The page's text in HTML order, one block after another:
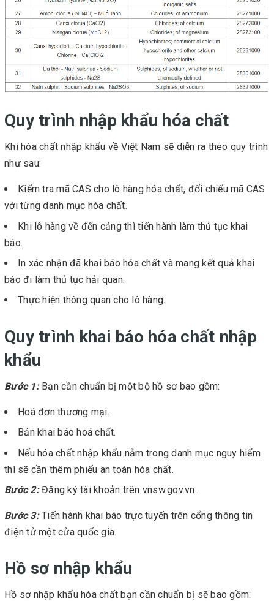
Quy trình nhập khẩu hóa chất
Khi hóa chất nhập khẩu về Việt Nam sẽ diễn ra theo quy trình
như sau:
Kiểm tra mã CAS cho lô hàng hóa chất, đối chiếu mã CAS
với từng danh mục hóa chất.
Khi lô hàng về đến cảng thì tiến hành làm thủ tục khai
báo.
In xác nhận đã khai báo hóa chất và mang kết quả khai
báo đi làm thủ tục hải quan.
Thực hiện thông quan cho lô hàng.
Quy trình khai báo hóa chất nhập
khẩu
Bước 1:Bạn cần chuẩn bị một bộ hồ sơ bao gồm:
Hoá đơn thương mại.
Bản khai báo hoá chất.
Nếu hóa chất nhập khẩu nằm trong danh mục nguy hiểm
thì sẽ cần thêm phiếu an toàn hóa chất.
Bước 2:Đăng ký tài khoản trên vnsw.gov.vn.
Bước 3:Tiến hành khai báo trực tuyến trên cổng thông tin
điện tử một cửa quốc gia.
Hồ sơ nhập khẩu
Hồ sơ nhập khẩu hóa chất bạn cần chuẩn bị sẽ bao gồm: